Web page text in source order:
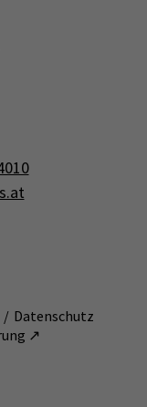
Datenschutz
↗